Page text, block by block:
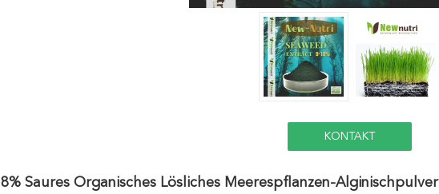
KONTAKT
8% Saures Organisches Lösliches Meerespflanzen-Alginischpulver